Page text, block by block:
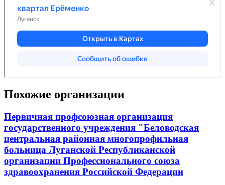
Похожие организации
Первичная профсоюзная организация
государственного учреждения "Беловодская
центральная районная многопрофильная
больница Луганской Республиканской
организации Профессионального союза
здравоохранения Российской Федерации